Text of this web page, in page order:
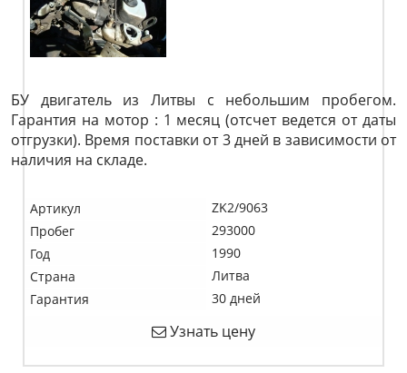
БУ двигатель из Литвы с небольшим пробегом.
Гарантия на мотор : 1 месяц (отсчет ведется от даты
отгрузки). Время поставки от 3 дней в зависимости от
наличия на складе.
Артикул
ZK2/9063
Пробег
293000
Год
1990
Страна
Литва
Гарантия
30 дней
Узнать цену